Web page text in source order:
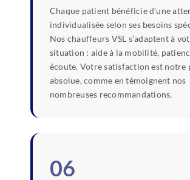
Chaque patient bénéficie d’une
individualisée selon ses besoins
Nos chauffeurs VSL s’adaptent à
situation : aide à la mobilité,
écoute. Votre satisfaction est
absolue, comme en témoignent nos
nombreuses recommandations.
06